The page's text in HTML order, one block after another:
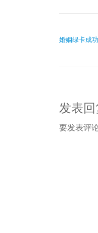
婚姻绿卡成
发表回
要发表评